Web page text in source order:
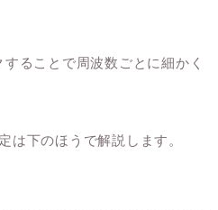
ることで周波数ごとに細かく
は下のほうで解説します。